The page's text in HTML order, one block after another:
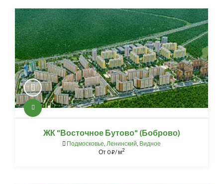
ЖК "Восточное Бутово" (Боброво)
Подмосковье Ленинский Видное
От0⃏/ м2